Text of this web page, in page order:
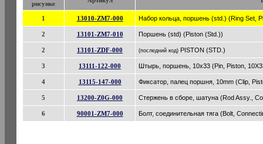
рисунке
1 13010-ZM7-000 Набор кольца, поршень (std.) (Ring Set,
2 13101-ZM7-010 Поршень (std) (Piston (Std.))
2 13101-ZDF-000 (последний код) PISTON (STD.)
3 13111-122-000 Штырь, поршень, 10x33 (Pin, Piston,
4 13115-147-000 Фиксатор, палец поршня, 10mm (Clip,
5 13200-Z0G-000 Стержень в сборе, шатуна (Rod Assy.,
6 90001-ZM7-000 Болт, соединительная тяга (Bolt,